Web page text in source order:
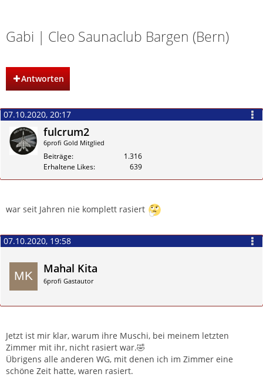
Gabi | Cleo Saunaclub Bargen (Bern)
Antworten
07.10.2020, 20:17
fulcrum2
6profi Gold Mitglied
Beiträge
1.316
Erhaltene Likes
639
war seit Jahren nie komplett rasiert
07.10.2020, 19:58
Mahal Kita
6profi Gastautor
Jetzt ist mir klar, warum ihre Muschi, bei meinem letzten
Zimmer mit ihr, nicht rasiert war.🤣
Übrigens alle anderen WG, mit denen ich im Zimmer eine
schöne Zeit hatte, waren rasiert.